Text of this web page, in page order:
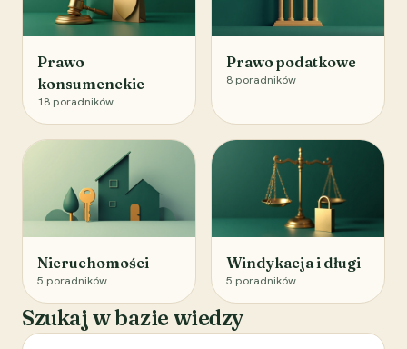
Prawo
konsumenckie
18 poradników
Prawo podatkowe
8 poradników
Nieruchomości
5 poradników
Windykacja i długi
5 poradników
Szukaj w bazie wiedzy